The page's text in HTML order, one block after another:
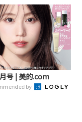
号 | 美的.com
by